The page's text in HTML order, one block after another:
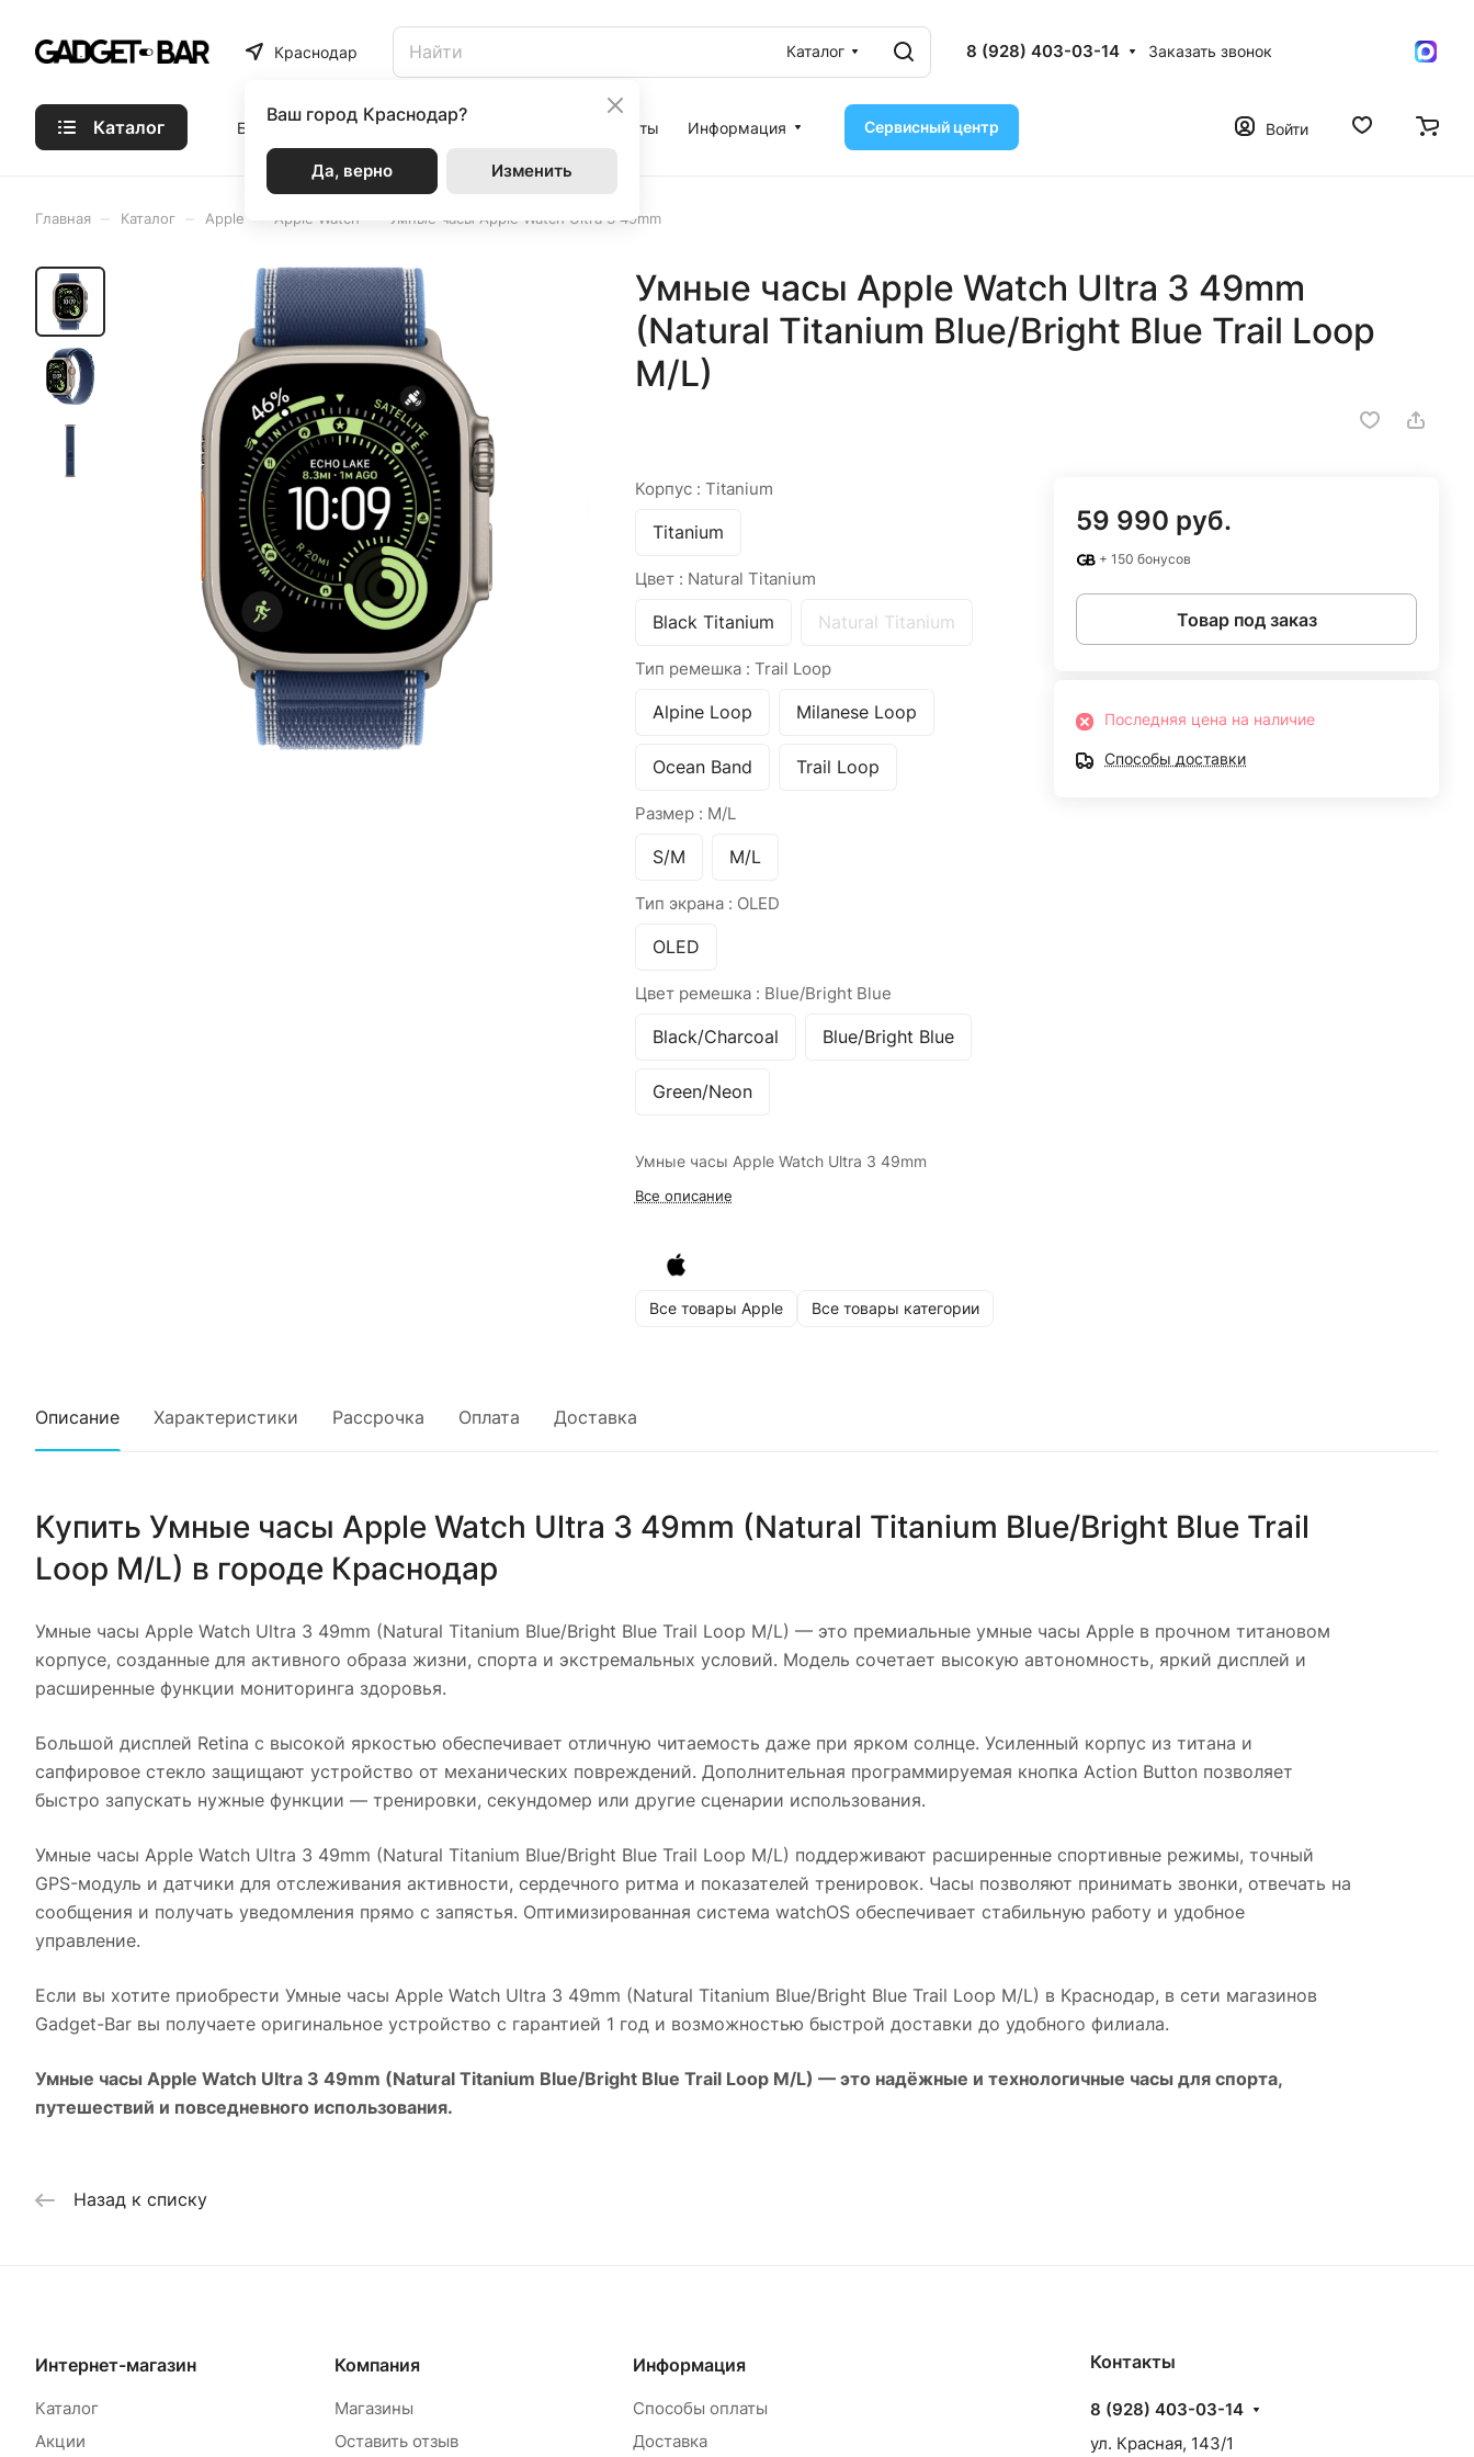
Краснодар
Ваш город Краснодар?
Да, верно Изменить
Каталог 8 (928) 403-03-14 Заказать звонок
Каталог Бренды Статьи Акции Контакты Информация Сервисный центр Войти
Главная Каталог Apple Apple Watch Умные часы Apple Watch Ultra 3 49mm
Умные часы Apple Watch Ultra 3 49mm
(Natural Titanium Blue/Bright Blue Trail Loop
M/L)
Корпус : Titanium
Titanium
Цвет : Natural Titanium
Black Titanium Natural Titanium
Тип ремешка : Trail Loop
Alpine Loop Milanese Loop
Ocean Band Trail Loop
Размер : M/L
S/M M/L
Тип экрана : OLED
OLED
Цвет ремешка : Blue/Bright Blue
Black/Charcoal Blue/Bright Blue
Green/Neon
Умные часы Apple Watch Ultra 3 49mm
Все описание
Все товары Apple Все товары категории
59 990 руб.
+ 150 бонусов
Товар под заказ
Последняя цена на наличие
Способы доставки
Описание Характеристики Рассрочка Оплата Доставка
Купить Умные часы Apple Watch Ultra 3 49mm (Natural Titanium Blue/Bright Blue Trail
Loop M/L) в городе Краснодар
Умные часы Apple Watch Ultra 3 49mm (Natural Titanium Blue/Bright Blue Trail Loop M/L) — это премиальные умные часы Apple в прочном титановом
корпусе, созданные для активного образа жизни, спорта и экстремальных условий. Модель сочетает высокую автономность, яркий дисплей и
расширенные функции мониторинга здоровья.
Большой дисплей Retina с высокой яркостью обеспечивает отличную читаемость даже при ярком солнце. Усиленный корпус из титана и
сапфировое стекло защищают устройство от механических повреждений. Дополнительная программируемая кнопка Action Button позволяет
быстро запускать нужные функции — тренировки, секундомер или другие сценарии использования.
Умные часы Apple Watch Ultra 3 49mm (Natural Titanium Blue/Bright Blue Trail Loop M/L) поддерживают расширенные спортивные режимы, точный
GPS-модуль и датчики для отслеживания активности, сердечного ритма и показателей тренировок. Часы позволяют принимать звонки, отвечать на
сообщения и получать уведомления прямо с запястья. Оптимизированная система watchOS обеспечивает стабильную работу и удобное
управление.
Если вы хотите приобрести Умные часы Apple Watch Ultra 3 49mm (Natural Titanium Blue/Bright Blue Trail Loop M/L) в Краснодар, в сети магазинов
Gadget-Bar вы получаете оригинальное устройство с гарантией 1 год и возможностью быстрой доставки до удобного филиала.
Умные часы Apple Watch Ultra 3 49mm (Natural Titanium Blue/Bright Blue Trail Loop M/L) — это надёжные и технологичные часы для спорта,
путешествий и повседневного использования.
Назад к списку
Интернет-магазин
Каталог
Акции
Компания
Магазины
Оставить отзыв
Информация
Способы оплаты
Доставка
Контакты
8 (928) 403-03-14
ул. Красная, 143/1